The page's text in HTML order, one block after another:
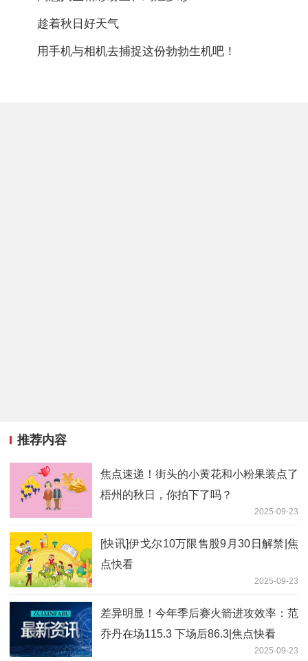
趁着秋日好天气
用手机与相机去捕捉这份勃勃生机吧！
推荐内容
焦点速递！街头的小黄花和小粉果装点了
梧州的秋日，你拍下了吗？
2025-09-23
[快讯]伊戈尔10万限售股9月30日解禁|焦
点快看
2025-09-23
差异明显！今年季后赛火箭进攻效率：范
乔丹在场115.3 下场后86.3|焦点快看
2025-09-23